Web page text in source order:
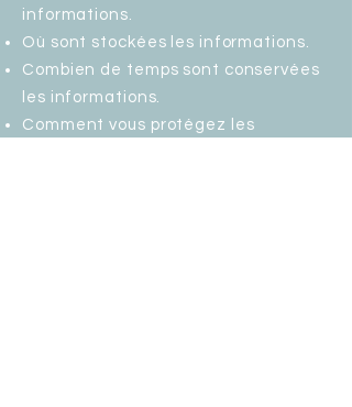
informations.
Où sont stockées les informations.
Combien de temps sont conservées
les informations.
Comment vous protégez les